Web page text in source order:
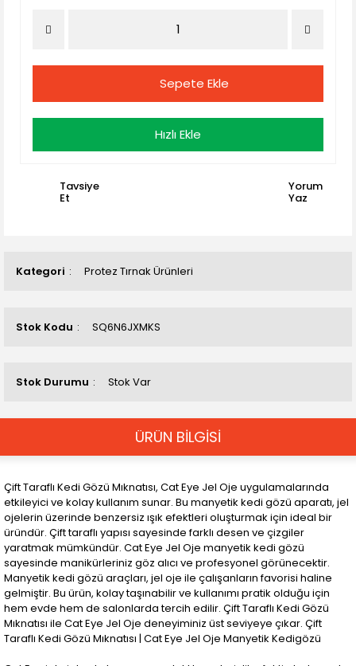
Kategori Protez Tırnak Ürünleri
Stok Kodu SQ6N6JXMKS
Stok Durumu Stok Var
Sepete Ekle
Hızlı Ekle
Tavsiye
Et
Yorum
Yaz
ÜRÜN BİLGİSİ
Çift Taraflı Kedi Gözü Mıknatısı, Cat Eye Jel Oje uygulamalarında
etkileyici ve kolay kullanım sunar. Bu manyetik kedi gözü aparatı, jel
ojelerin üzerinde benzersiz ışık efektleri oluşturmak için ideal bir
üründür. Çift taraflı yapısı sayesinde farklı desen ve çizgiler
yaratmak mümkündür. Cat Eye Jel Oje manyetik kedi gözü
sayesinde manikürleriniz göz alıcı ve profesyonel görünecektir.
Manyetik kedi gözü araçları, jel oje ile çalışanların favorisi haline
gelmiştir. Bu ürün, kolay taşınabilir ve kullanımı pratik olduğu için
hem evde hem de salonlarda tercih edilir. Çift Taraflı Kedi Gözü
Mıknatısı ile Cat Eye Jel Oje deneyiminiz üst seviyeye çıkar. Çift
Taraflı Kedi Gözü Mıknatısı | Cat Eye Jel Oje Manyetik Kedigözü